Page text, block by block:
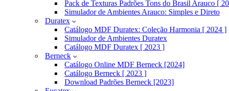
Pack de Texturas Padrões Tons do Brasil Arauco [
Simulador de Ambientes Arauco: Simples e Direto
Duratex
Catálogo MDF Duratex: Coleção Harmonia [ 2024 ]
Simulador de Ambientes Duratex
Catálogo MDF Duratex [ 2023 ]
Berneck
Catálogo Online MDF Berneck [2024]
Catálogo Berneck [ 2023 ]
Download Padrões Berneck [2023]